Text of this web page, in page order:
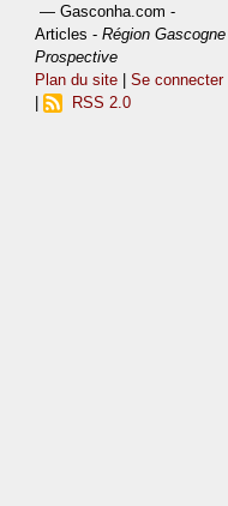
— Gasconha.com -
Articles -Région Gascogne
Prospective
Plan du site |Se connecter
RSS 2.0